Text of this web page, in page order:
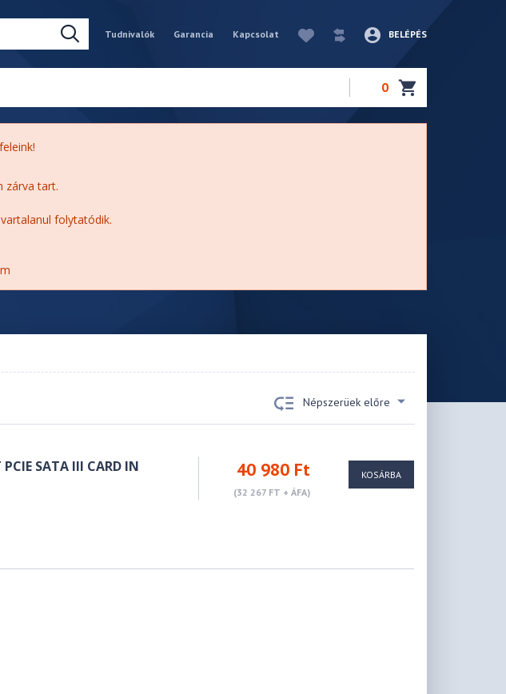
Tudnivalók Garancia Kapcsolat BELÉPÉS
0
zárva tart.
folytatódik.
Népszerüek előre
SATA III CARD IN 40 980 Ft
(32 267 FT + ÁFA)
KOSÁRBA